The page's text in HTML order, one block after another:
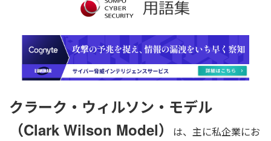
クラーク・ウィルソン・モデル
（Clark Wilson Model）
は、主に私企業にお